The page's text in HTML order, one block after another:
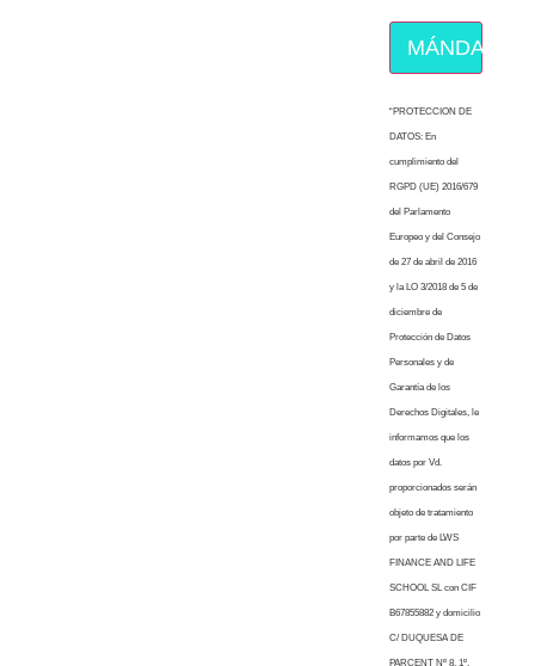
MÁNDAME
“PROTECCION DE
DATOS: En
cumplimiento del
RGPD (UE) 2016/679
del Parlamento
Europeo y del Consejo
de 27 de abril de 2016
y la LO 3/2018 de 5 de
diciembre de
Protección de Datos
Personales y de
Garantía de los
Derechos Digitales, le
informamos que los
datos por Vd.
proporcionados serán
objeto de tratamiento
por parte de LWS
FINANCE AND LIFE
SCHOOL SL con CIF
B67855882 y domicilio
C/ DUQUESA DE
PARCENT Nº 8, 1º,